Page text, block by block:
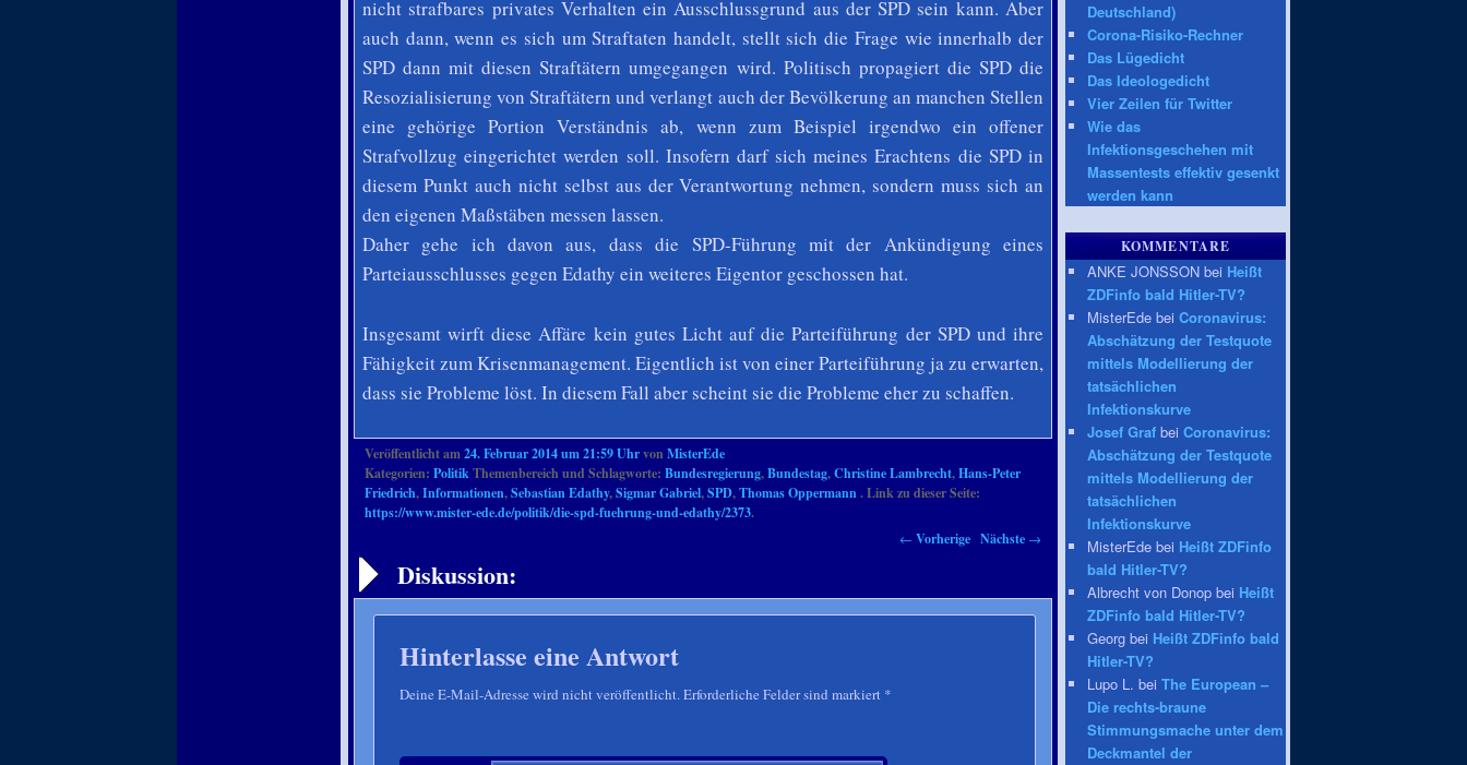
nicht strafbares privates Verhalten ein Ausschlussgrund aus der SPD sein kann. Aber
auch dann, wenn es sich um Straftaten handelt, stellt sich die Frage wie innerhalb der
SPD dann mit diesen Straftätern umgegangen wird. Politisch propagiert die SPD die
Resozialisierung von Straftätern und verlangt auch der Bevölkerung an manchen Stellen
eine gehörige Portion Verständnis ab, wenn zum Beispiel irgendwo ein offener
Strafvollzug eingerichtet werden soll. Insofern darf sich meines Erachtens die SPD in
diesem Punkt auch nicht selbst aus der Verantwortung nehmen, sondern muss sich an
den eigenen Maßstäben messen lassen.
Daher gehe ich davon aus, dass die SPD-Führung mit der Ankündigung eines
Parteiausschlusses gegen Edathy ein weiteres Eigentor geschossen hat.
Insgesamt wirft diese Affäre kein gutes Licht auf die Parteiführung der SPD und ihre
Fähigkeit zum Krisenmanagement. Eigentlich ist von einer Parteiführung ja zu erwarten,
dass sie Probleme löst. In diesem Fall aber scheint sie die Probleme eher zu schaffen.
Veröffentlicht am24. Februar 2014 um 21:59 Uhrvon MisterEde
Kategorien: PolitikThemenbereich und Schlagworte: Bundesregierung,Bundestag,Christine Lambrecht,Hans-Peter
Friedrich,Informationen,Sebastian Edathy,Sigmar Gabriel,SPD,Thomas Oppermann. Link zu dieser Seite:
https://www.mister-ede.de/politik/die-spd-fuehrung-und-edathy/2373.
← Vorherige Nächste →
Diskussion:
Hinterlasse eine Antwort
Deine E-Mail-Adresse wird nicht veröffentlicht. Erforderliche Felder sind markiert *
Deutschland)
Corona-Risiko-Rechner
Das Lügedicht
Das Ideologedicht
Vier Zeilen für Twitter
Wie das
Infektionsgeschehen mit
Massentests effektiv gesenkt
werden kann
KOMMENTARE
ANKE JONSSON bei Heißt
ZDFinfo bald Hitler-TV?
MisterEde bei Coronavirus:
Abschätzung der Testquote
mittels Modellierung der
tatsächlichen
Infektionskurve
Josef Graf bei Coronavirus:
Abschätzung der Testquote
mittels Modellierung der
tatsächlichen
Infektionskurve
MisterEde bei Heißt ZDFinfo
bald Hitler-TV?
Albrecht von Donop bei Heißt
ZDFinfo bald Hitler-TV?
Georg bei Heißt ZDFinfo bald
Hitler-TV?
Lupo L. bei The European –
Die rechts-braune
Stimmungsmache unter dem
Deckmantel der